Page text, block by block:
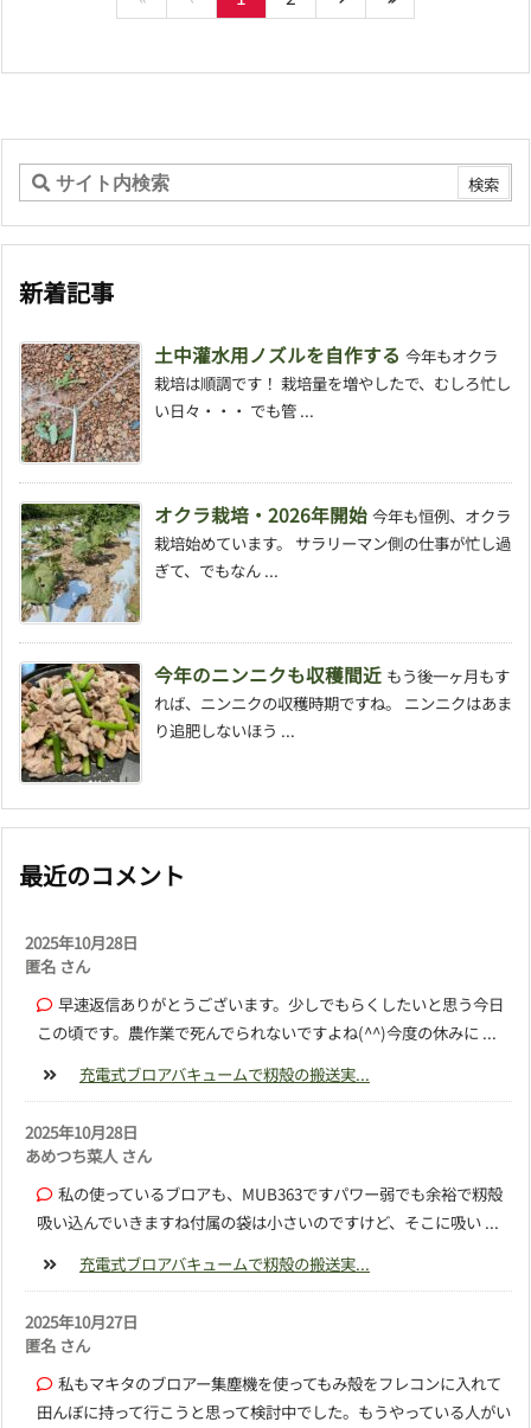
新着記事
土中灌水用ノズルを自作する 今年もオクラ
栽培は順調です！ 栽培量を増やしたで、むしろ忙し
い日々・・・ でも管 ...
オクラ栽培・2026年開始 今年も恒例、オクラ
栽培始めています。 サラリーマン側の仕事が忙し過
ぎて、でもなん ...
今年のニンニクも収穫間近 もう後一ヶ月もす
れば、ニンニクの収穫時期ですね。 ニンニクはあま
り追肥しないほう ...
最近のコメント
2025年10月28日
匿名 さん
早速返信ありがとうございます。少しでもらくしたいと思う今日
この頃です。農作業で死んでられないですよね(^^)今度の休みに ...
充電式ブロアバキュームで籾殻の搬送実...
2025年10月28日
あめつち菜人 さん
私の使っているブロアも、MUB363ですパワー弱でも余裕で籾殻
吸い込んでいきますね付属の袋は小さいのですけど、そこに吸い ...
充電式ブロアバキュームで籾殻の搬送実...
2025年10月27日
匿名 さん
私もマキタのブロアー集塵機を使ってもみ殻をフレコンに入れて
田んぼに持って行こうと思って検討中でした。もうやっている人がい